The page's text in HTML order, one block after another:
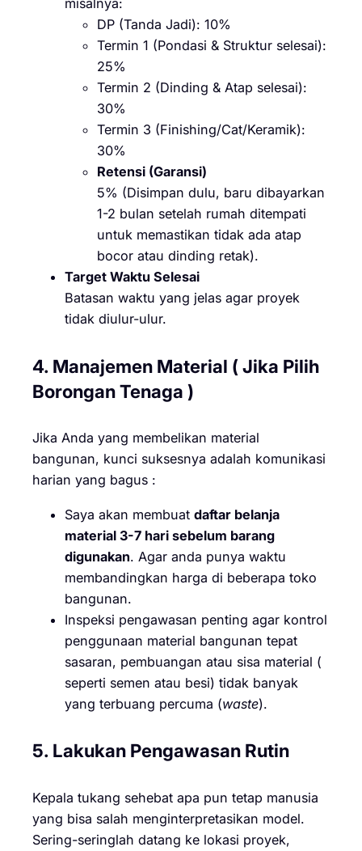
misalnya:
DP (Tanda Jadi): 10%
Termin 1 (Pondasi & Struktur selesai):
25%
Termin 2 (Dinding & Atap selesai):
30%
Termin 3 (Finishing/Cat/Keramik):
30%
Retensi (Garansi)
5% (Disimpan dulu, baru dibayarkan
1-2 bulan setelah rumah ditempati
untuk memastikan tidak ada atap
bocor atau dinding retak).
Target Waktu Selesai
Batasan waktu yang jelas agar proyek
tidak diulur-ulur.
4. Manajemen Material ( Jika Pilih
Borongan Tenaga )
Jika Anda yang membelikan material
bangunan, kunci suksesnya adalah komunikasi
harian yang bagus :
Saya akan membuat daftar belanja
material 3-7 hari sebelum barang
digunakan. Agar anda punya waktu
membandingkan harga di beberapa toko
bangunan.
Inspeksi pengawasan penting agar kontrol
penggunaan material bangunan tepat
sasaran, pembuangan atau sisa material (
seperti semen atau besi) tidak banyak
yang terbuang percuma (waste).
5. Lakukan Pengawasan Rutin
Kepala tukang sehebat apa pun tetap manusia
yang bisa salah menginterpretasikan model.
Sering-seringlah datang ke lokasi proyek,